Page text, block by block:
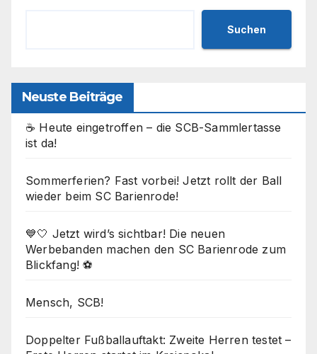
Suchen
Neuste Beiträge
☕ Heute eingetroffen – die SCB-Sammlertasse
ist da!
Sommerferien? Fast vorbei! Jetzt rollt der Ball
wieder beim SC Barienrode!
💙🤍 Jetzt wird’s sichtbar! Die neuen
Werbebanden machen den SC Barienrode zum
Blickfang! ⚽
Mensch, SCB!
Doppelter Fußballauftakt: Zweite Herren testet –